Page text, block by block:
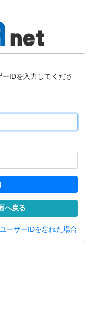
IDを入力してくださ
へ戻る
ーザーIDを忘れた場合